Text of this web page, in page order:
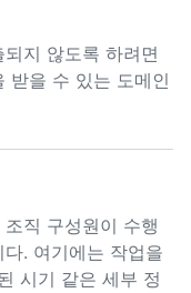
지 않도록 하려면
받을 수 있는 도메인
직 구성원이 수행
. 여기에는 작업을
시기 같은 세부 정